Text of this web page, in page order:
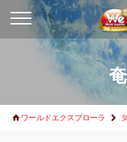
ワールドエクスプローラ